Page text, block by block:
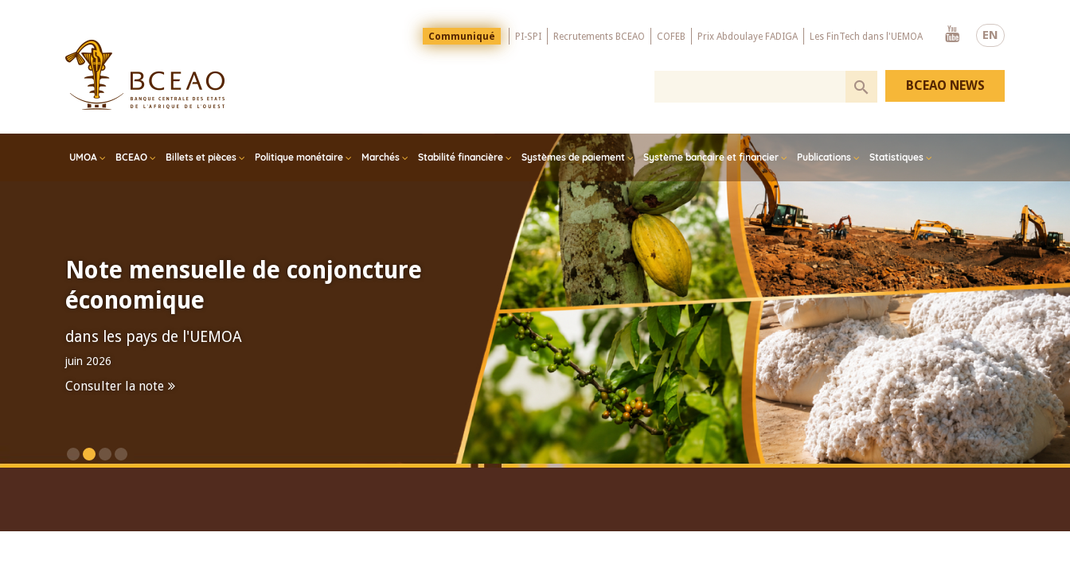
EN
Menu
Top
Communiqué PI-SPI Recrutements BCEAO COFEB Prix Abdoulaye FADIGA Les FinTech dans l'UEMOA
Youtube
UMOA BCEAO Billets et pièces Politique monétaire Marchés Stabilité financière Systèmes de paiement Système bancaire et financier Publications Statistiques
BCEAO NEWS
Note mensuelle de conjoncture
économique
dans les pays de l'UEMOA
juin 2026
Consulter la note